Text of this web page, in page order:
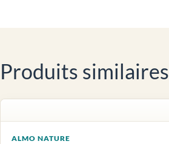
Produits similaires
ALMO NATURE